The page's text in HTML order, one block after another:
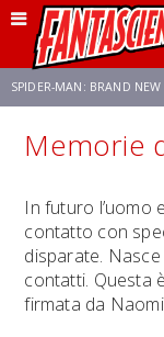
SPIDER-MAN: BRAND NEW
FRANCO RICCIARDIELLO
NETFLIX SADIE SINK
Memorie
In futuro l’uomo
contatto con
disparate.
contatti. Questa
firmata da